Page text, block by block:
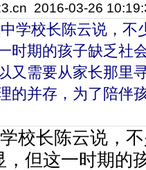
2016-03-26
学校长陈云说，不
时期的孩子缺乏社
又需要从家长那里
的并存，为了陪伴
长陈云说，不
，但这一时期的